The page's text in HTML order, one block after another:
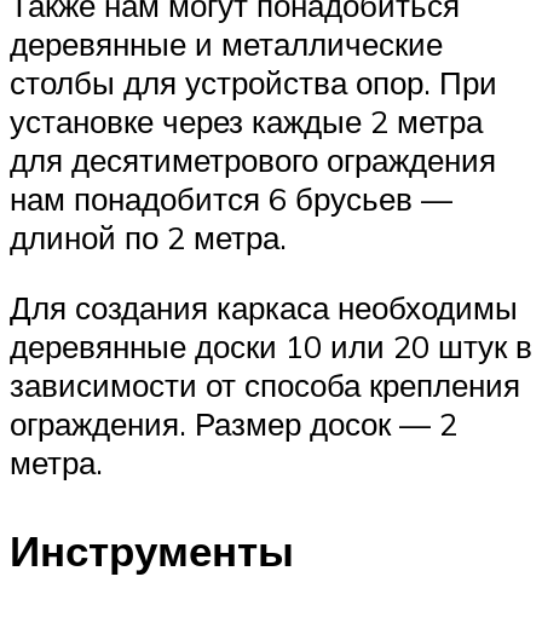
деревянные и металлические
столбы для устройства опор. При
установке через каждые 2 метра
для десятиметрового ограждения
нам понадобится 6 брусьев —
длиной по 2 метра.
Для создания каркаса необходимы
деревянные доски 10 или 20 штук в
зависимости от способа крепления
ограждения. Размер досок — 2
метра.
Инструменты